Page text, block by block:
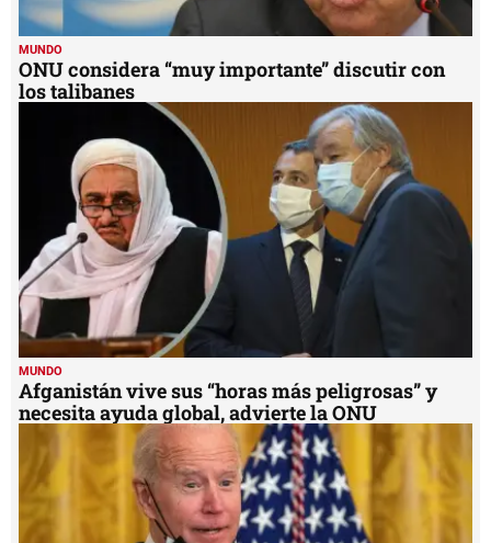
MUNDO
ONU considera “muy importante” discutir con
los talibanes
MUNDO
Afganistán vive sus “horas más peligrosas” y
necesita ayuda global, advierte la ONU